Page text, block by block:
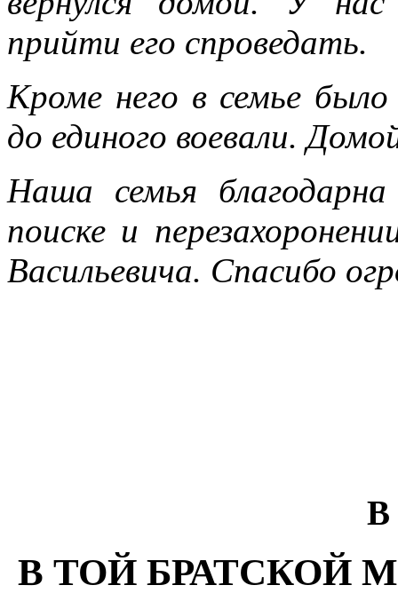
прийти его спроведать.
Кроме него в семье
до единого воевали.
Наша семья
поиске и
Васильевича. Спасибо
В ТОЙ БРАТСКОЙ